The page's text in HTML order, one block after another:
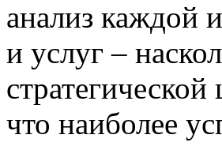
анализ каждой
и услуг –
что наиболее